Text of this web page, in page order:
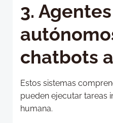
3. Agentes
chatbots
Estos sistemas
pueden ejecutar tareas
humana.